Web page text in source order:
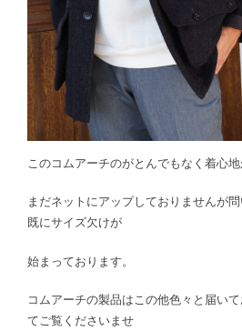
このコムアーチのがとんでもなく着心地
まだネットにアップしておりませんが問
既にサイズ欠けが
始まっております。
コムアーチの製品はこの他色々と届い
てご覧くださいませ